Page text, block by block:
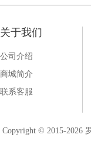
关于我们
公司介绍
商城简介
联系客服
Copyright © 2015-2026